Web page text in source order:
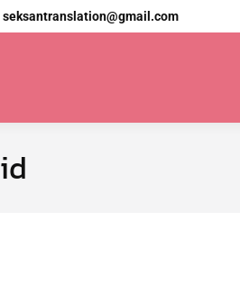
seksantranslation@gmail.com